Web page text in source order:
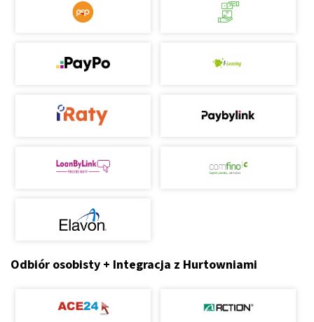
Odbiór osobisty + Integracja z Hurtowniami